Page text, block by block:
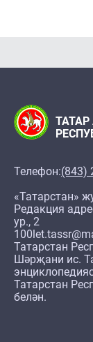
Телефон:(843)
«Татарстан»
Редакция
ур., 2
Татарстан
Шәрҗани ис.
Татарстан
белән.